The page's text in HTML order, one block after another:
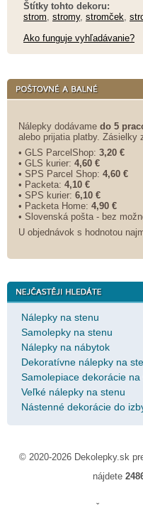
Štítky tohto dekoru:
strom, stromy, stromček,
Ako funguje vyhľadávanie?
Nálepky dodávame do 5
alebo prijatia platby. Zásielky
• GLS ParcelShop: 3,20 €
• GLS kurier: 4,60 €
• SPS Parcel Shop: 4,60 €
• Packeta: 4,10 €
• SPS kurier: 6,10 €
• Packeta Home: 4,90 €
• Slovenská pošta - bez
U objednávok s hodnotou
Nálepky na stenu
Samolepky na stenu
Nálepky na nábytok
Dekoratívne nálepky na
Samolepiace dekorácie
Veľké nálepky na stenu
Nástenné dekorácie do
© 2020-2026 Dekolepky.sk
nájdete